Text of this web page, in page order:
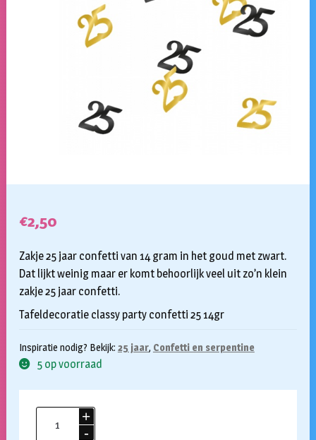
€2,50
Zakje 25 jaar confetti van 14 gram in het goud met zwart.
Dat lijkt weinig maar er komt behoorlijk veel uit zo’n klein
zakje 25 jaar confetti.
Tafeldecoratie classy party confetti 25 14gr
Inspiratie nodig? Bekijk: 25 jaar, Confetti en serpentine
5 op voorraad